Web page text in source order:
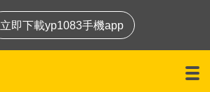
立即下載yp1083手機app